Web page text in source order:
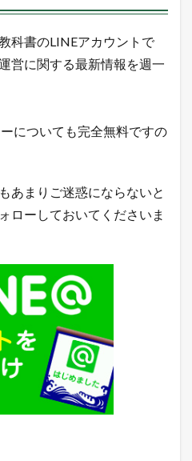
科書のLINEアカウントで
営に関する最新情報を週一
についても完全無料ですの
あまりご迷惑にならないと
ローしておいてくださいま